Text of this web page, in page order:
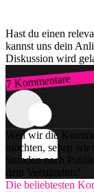
Hast du einen
kannst uns dein
Diskussion wird
7 Kommentare
Zum Login
Weil wir die
möchten, sehen
Stunden nach
dein Verständnis!
Die beliebtesten